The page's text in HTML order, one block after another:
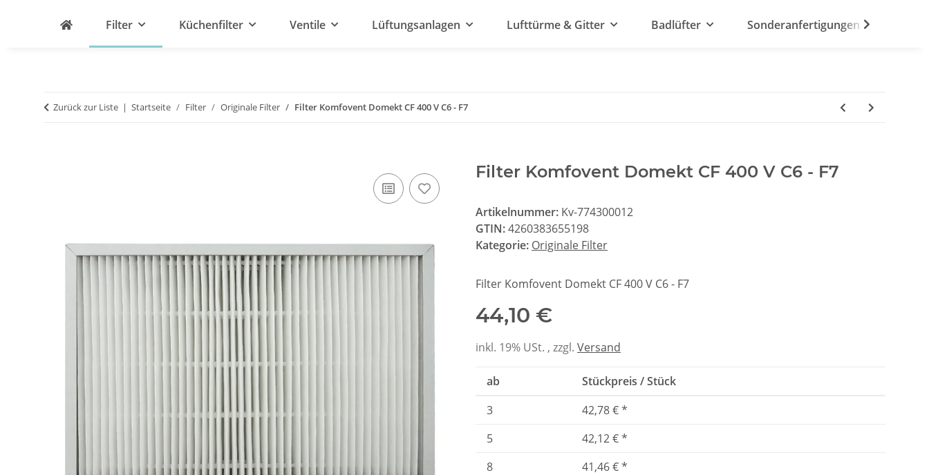
Filter Küchenfilter Ventile Lüftungsanlagen Lufttürme & Gitter Badlüfter Sonderanfertigungen
Zurück zur Liste Startseite Filter Originale Filter Filter Komfovent Domekt CF 400 V C6 - F7
Filter Komfovent Domekt CF 400 V C6 - F7
Artikelnummer: Kv-774300012
GTIN:4260383655198
Kategorie: Originale Filter
Filter Komfovent Domekt CF 400 V C6 - F7
44,10 €
inkl. 19% USt. , zzgl. Versand
ab
Stückpreis / Stück
3
42,78 €*
5
42,12 €*
8
41,46 €*